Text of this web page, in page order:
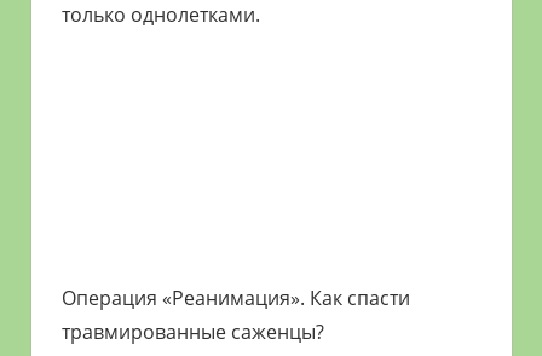
только однолетками.
Операция «Реанимация». Как спасти
травмированные саженцы?